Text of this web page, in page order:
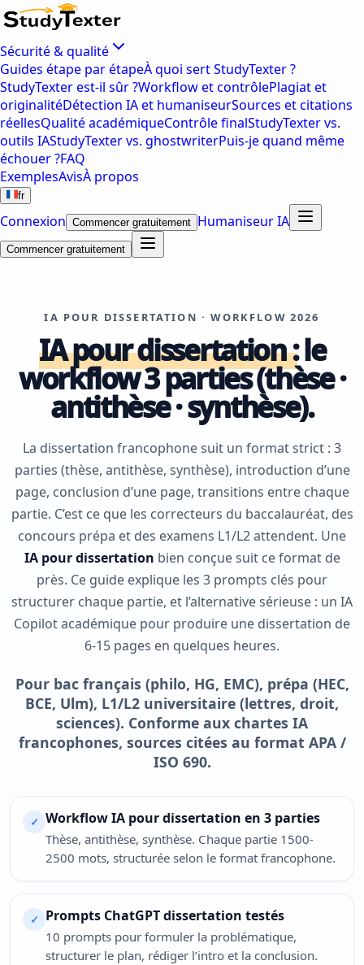
Sécurité & qualité
Guides étape par étapeÀ quoi sert StudyTexter ?
StudyTexter est-il sûr ?Workflow et contrôlePlagiat et
originalitéDétection IA et humaniseurSources et citations
réellesQualité académiqueContrôle finalStudyTexter vs.
outils IAStudyTexter vs. ghostwriterPuis-je quand même
échouer ?FAQ
ExemplesAvisÀ propos
fr
Connexion Commencer gratuitement Humaniseur IA
Commencer gratuitement
IA POUR DISSERTATION · WORKFLOW 2026
IA pour dissertation :le
workflow 3 parties (thèse ·
antithèse · synthèse).
La dissertation francophone suit un format strict : 3
parties (thèse, antithèse, synthèse), introduction d’une
page, conclusion d’une page, transitions entre chaque
partie. C’est ce que les correcteurs du baccalauréat, des
concours prépa et des examens L1/L2 attendent. Une
IA pour dissertation bien conçue suit ce format de
près. Ce guide explique les 3 prompts clés pour
structurer chaque partie, et l’alternative sérieuse : un IA
Copilot académique pour produire une dissertation de
6-15 pages en quelques heures.
Pour bac français (philo, HG, EMC), prépa (HEC,
BCE, Ulm), L1/L2 universitaire (lettres, droit,
sciences). Conforme aux chartes IA
francophones, sources citées au format APA /
ISO 690.
✓ Workflow IA pour dissertation en 3 parties
Thèse, antithèse, synthèse. Chaque partie 1500-
2500 mots, structurée selon le format francophone.
✓ Prompts ChatGPT dissertation testés
10 prompts pour formuler la problématique,
structurer le plan, rédiger l’intro et la conclusion.